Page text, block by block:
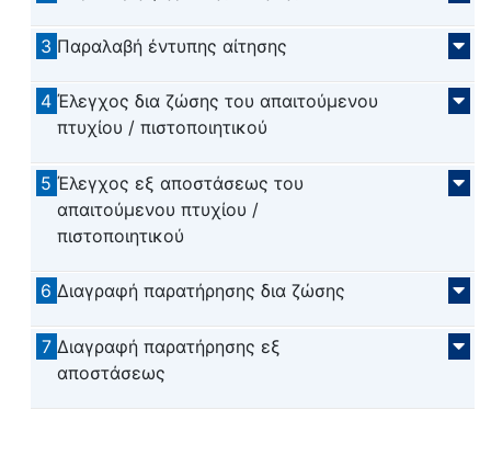
3 Παραλαβή έντυπης αίτησης
4 Έλεγχος δια ζώσης του απαιτούμενου
πτυχίου / πιστοποιητικού
5 Έλεγχος εξ αποστάσεως του
απαιτούμενου πτυχίου /
πιστοποιητικού
6 Διαγραφή παρατήρησης δια ζώσης
7 Διαγραφή παρατήρησης εξ
αποστάσεως